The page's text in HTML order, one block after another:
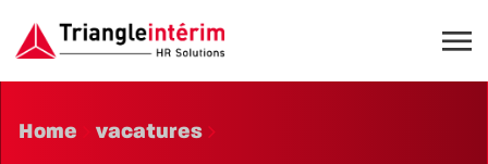
Home vacatures